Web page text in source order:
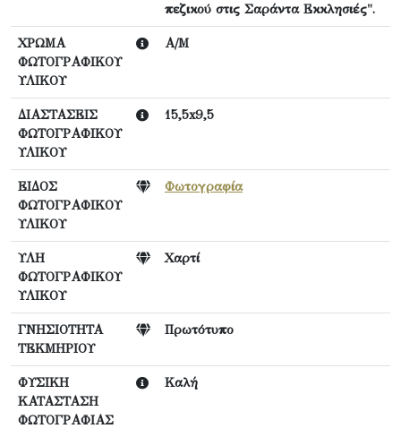
πεζικού στις Σαράντα Εκκλησιές".
ΧΡΩΜΑ
ΦΩΤΟΓΡΑΦΙΚΟΥ
ΥΛΙΚΟΥ
Α/Μ
ΔΙΑΣΤΑΣΕΙΣ
ΦΩΤΟΓΡΑΦΙΚΟΥ
ΥΛΙΚΟΥ
15,5x9,5
ΕΙΔΟΣ
ΦΩΤΟΓΡΑΦΙΚΟΥ
ΥΛΙΚΟΥ
Φωτογραφία
ΥΛΗ
ΦΩΤΟΓΡΑΦΙΚΟΥ
ΥΛΙΚΟΥ
Χαρτί
ΓΝΗΣΙΟΤΗΤΑ
ΤΕΚΜΗΡΙΟΥ
Πρωτότυπο
ΦΥΣΙΚΗ
ΚΑΤΑΣΤΑΣΗ
ΦΩΤΟΓΡΑΦΙΑΣ
Καλή